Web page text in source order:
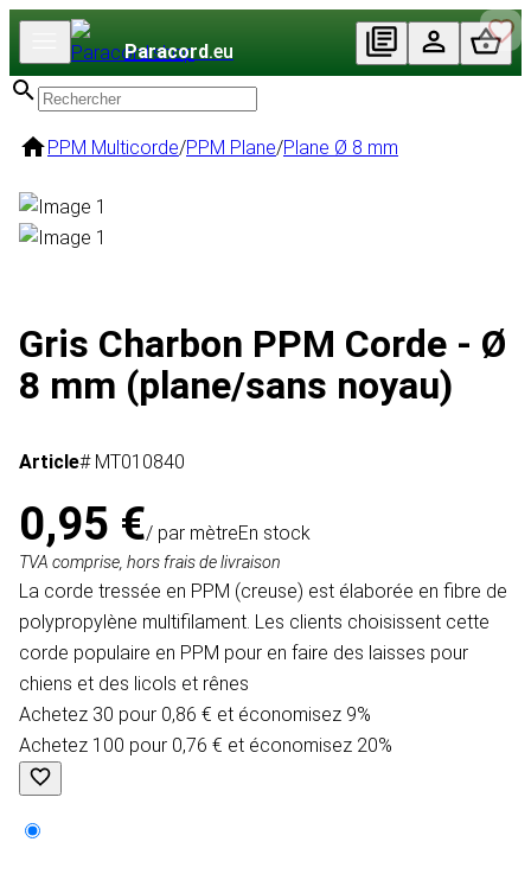
Paracord.eu
PPM Multicorde/PPM Plane/Plane Ø 8 mm
Gris Charbon PPM Corde - Ø
8 mm (plane/sans noyau)
Article# MT010840
0,95 €/ par mètreEn stock
TVA comprise, hors frais de livraison
La corde tressée en PPM (creuse) est élaborée en fibre de
polypropylène multifilament. Les clients choisissent cette
corde populaire en PPM pour en faire des laisses pour
chiens et des licols et rênes
Achetez 30 pour 0,86 € et économisez 9%
Achetez 100 pour 0,76 € et économisez 20%